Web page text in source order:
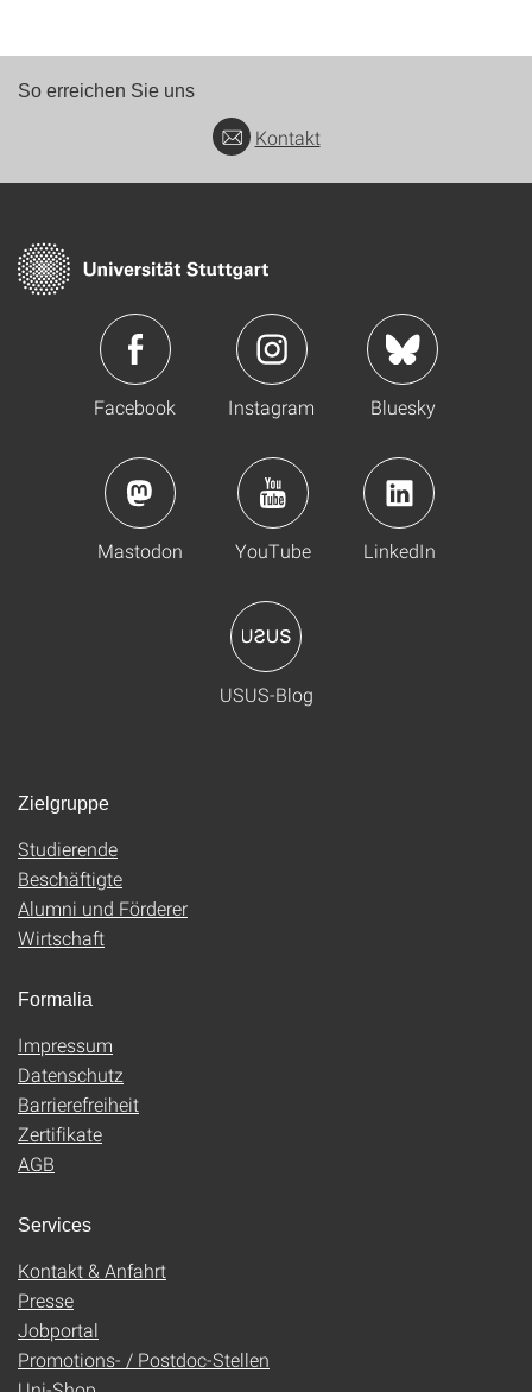
So erreichen Sie uns
Kontakt
Facebook Instagram Bluesky
Mastodon YouTube LinkedIn
USUS-Blog
Zielgruppe
Studierende
Beschäftigte
Alumni und Förderer
Wirtschaft
Formalia
Impressum
Datenschutz
Barrierefreiheit
Zertifikate
AGB
Services
Kontakt & Anfahrt
Presse
Jobportal
Promotions- / Postdoc-Stellen